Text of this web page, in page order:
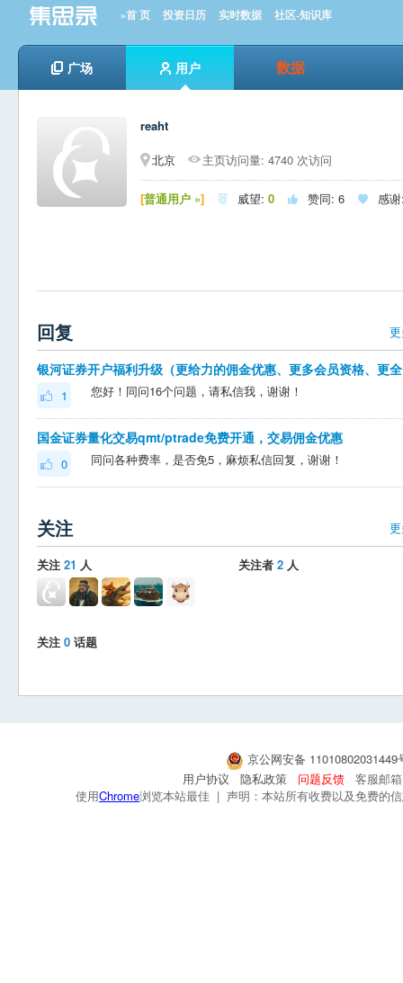
»首 页 投资日历 实时数据 社区-知识库
广场 用户 数据
reaht
北京
主页访问量: 4740 次访问
[普通用户 »]  威望: 0  赞同: 6  感
回复
1 您好！同问16个问题，请私信我，谢谢！
国金证券量化交易qmt/ptrade免费开通，交易佣金优惠
0 同问各种费率，是否免5，麻烦私信回复，谢谢！
关注
关注 21 人 关注者 2 人
关注 0 话题
京公网安备
用户协议
隐私政策 问题反馈
客服邮
使用Chrome浏览本站最佳 | 声明：本站所有收费以及免费的